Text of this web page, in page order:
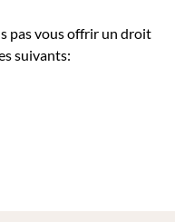
pas vous offrir un droit
suivants: